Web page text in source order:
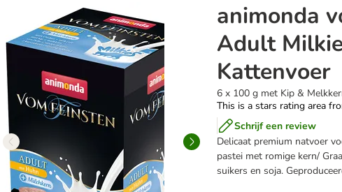
animonda
Adult
Kattenvoer
6 x 100 g met Kip &
This is a stars rating area
Schrijf een review
Delicaat premium natvoer
pastei met romige kern/
suikers en soja.